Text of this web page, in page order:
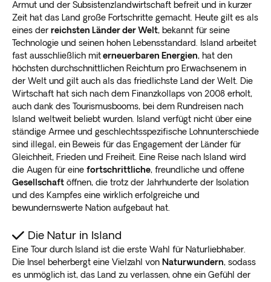
Armut und der Subsistenzlandwirtschaft befreit und in kurzer
Zeit hat das Land große Fortschritte gemacht. Heute gilt es als
eines der reichsten Länder der Welt, bekannt für seine
Technologie und seinen hohen Lebensstandard. Island arbeitet
fast ausschließlich miterneuerbaren Energien, hat den
höchsten durchschnittlichen Reichtum pro Erwachsenem in
der Welt und gilt auch als das friedlichste Land der Welt. Die
Wirtschaft hat sich nach dem Finanzkollaps von 2008 erholt,
auch dank des Tourismusbooms, bei dem Rundreisen nach
Island weltweit beliebt wurden. Island verfügt nicht über eine
ständige Armee und geschlechtsspezifische Lohnunterschiede
sind illegal, ein Beweis für das Engagement der Länder für
Gleichheit, Frieden und Freiheit. Eine Reise nach Island wird
die Augen für eine fortschrittliche, freundliche und offene
Gesellschaft öffnen, die trotz der Jahrhunderte der Isolation
und des Kampfes eine wirklich erfolgreiche und
bewundernswerte Nation aufgebaut hat.
Die Natur in Island
Eine Tour durch Island ist die erste Wahl für Naturliebhaber.
Die Insel beherbergt eine Vielzahl von Naturwundern, sodass
es unmöglich ist, das Land zu verlassen, ohne ein Gefühl der